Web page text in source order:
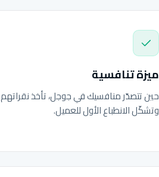
ميزة تنافسية
حين تتصدّر منافسيك في جوجل، تأخذ نقراتهم
وتشكّل الانطباع الأول للعميل.